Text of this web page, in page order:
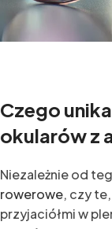
Czego
okularów z
Niezależnie od
rowerowe, czy
przyjaciółmi w